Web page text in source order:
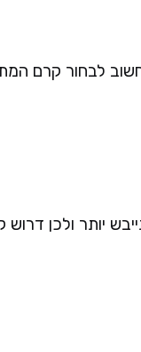
לבחור קרם
יותר ולכן דרוש